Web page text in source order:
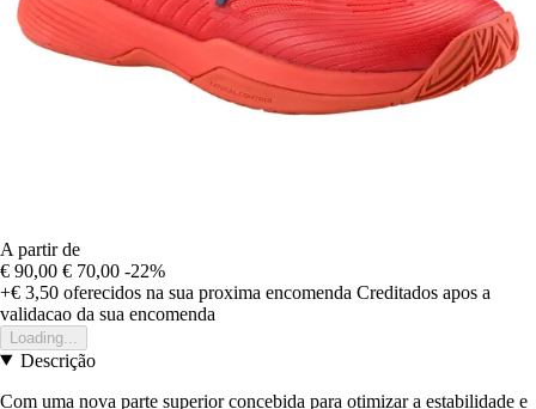
A partir de
€ 90,00 € 70,00 -22%
+€ 3,50 oferecidos na sua proxima encomenda Creditados apos a
validacao da sua encomenda
Loading...
Descrição
Com uma nova parte superior concebida para otimizar a estabilidade e